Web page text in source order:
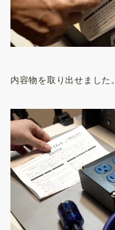
内容物を取り出せました。